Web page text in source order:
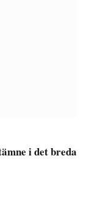
i det breda